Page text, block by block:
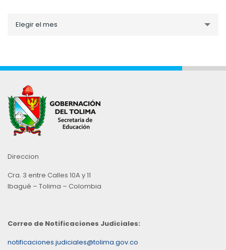
porElegir el mes
Direccion
Cra. 3 entre Calles 10A y 11
Ibagué – Tolima – Colombia
Correo de Notificaciones Judiciales:
notificaciones.judiciales@tolima.gov.co